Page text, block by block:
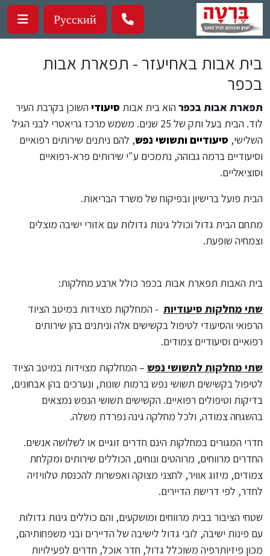
דילוג לתוכן העיקרי
Русский
בית אבות באחיעזר - תפארת אבות
בכפר
תפארת אבות בכפרהוא בית אבות סיעודיהשוכן בקרבת העיר
לוד. הבית בעל ותק של 25 שנים. משמש מרכז גריאטרי לבני הגיל
השלישי, סיעודיים ותשושי נפש, להם ניתנים שירותים רפואיים
וסיעודיים ברמה גבוהה, נתמכים ע"י שירותים פרא-רפואיים
וסוציאליים.
הבית פועל ברישיון ובפיקוח של משרד הבריאות.
מתחם הבית גדול וכולל גינות גדולות עם אזורי ישיבה מוצלים
וצמחיה שופעת.
בית האבות תפארת אבות בכפר כולל ארבע מחלקות:
שתי מחלקות סיעודיות - המחלקות מצוידות במיטב הציוד
הרפואי והסיעודי לטיפול בקשישים אלה וניתנים בהן שירותים
רפואיים וסיעודיים צמודים.
שתי מחלקות לתשושי נפש – המחלקות מצוידות במיטב הציוד
לטיפול בקשישים תשושי נפש ברמות שונות, ונערכים בהן אבחונים,
בדיקות וטיפולים רפואיים. הקשישים תשושי הנפש נמצאים
בהשגחה צמודה, ולכל מחלקה גינה נפרדת משלה.
חדרי המגורים במחלקות הינם חדרים זוגיים או לשלושה אנשים.
החדרים מרווחים, מרוהטים ונוחים, הכוללים שירותים ומקלחת
צמודים, מיזוג אוויר, לחצני מצוקה ואפשרות להכנסת טלוויזיה
לחדר, לפי דרישת הדיירים.
שטחי הציבור בבית מרווחים ומושקעים, והם כוללים גינות גדולות
עם פינות ישיבה, לובי גדול לישיבה של הדיירים ובני משפחותיהם,
מכון פיזיותרפיה משוכלל גדול, חדר אוכל, חדרים לפעילויות